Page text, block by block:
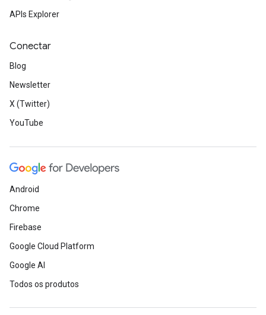
APIs Explorer
Conectar
Blog
Newsletter
X (Twitter)
YouTube
Android
Chrome
Firebase
Google Cloud Platform
Google AI
Todos os produtos